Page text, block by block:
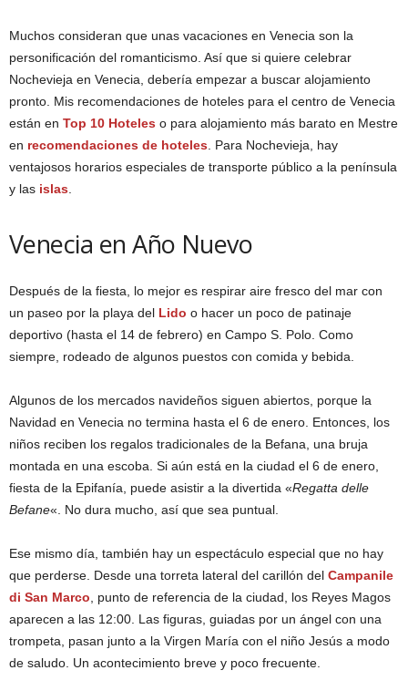
Muchos consideran que unas vacaciones en Venecia son la
personificación del romanticismo. Así que si quiere celebrar
Nochevieja en Venecia, debería empezar a buscar alojamiento
pronto. Mis recomendaciones de hoteles para el centro de Venecia
están en Top 10 Hoteles o para alojamiento más barato en Mestre
en recomendaciones de hoteles. Para Nochevieja, hay
ventajosos horarios especiales de transporte público a la península
y las islas.
Venecia en Año Nuevo
Después de la fiesta, lo mejor es respirar aire fresco del mar con
un paseo por la playa del Lido o hacer un poco de patinaje
deportivo (hasta el 14 de febrero) en Campo S. Polo. Como
siempre, rodeado de algunos puestos con comida y bebida.
Algunos de los mercados navideños siguen abiertos, porque la
Navidad en Venecia no termina hasta el 6 de enero. Entonces, los
niños reciben los regalos tradicionales de la Befana, una bruja
montada en una escoba. Si aún está en la ciudad el 6 de enero,
fiesta de la Epifanía, puede asistir a la divertida «Regatta delle
Befane«. No dura mucho, así que sea puntual.
Ese mismo día, también hay un espectáculo especial que no hay
que perderse. Desde una torreta lateral del carillón del Campanile
di San Marco, punto de referencia de la ciudad, los Reyes Magos
aparecen a las 12:00. Las figuras, guiadas por un ángel con una
trompeta, pasan junto a la Virgen María con el niño Jesús a modo
de saludo. Un acontecimiento breve y poco frecuente.